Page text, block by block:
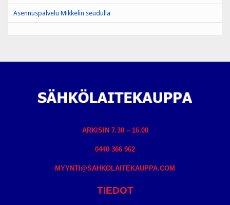
Asennuspalvelu Mikkelin seudulla
ARKISIN 7.30 – 16.00
0440 366 962
MYYNTI@SAHKOLAITEKAUPPA.COM
TIEDOT